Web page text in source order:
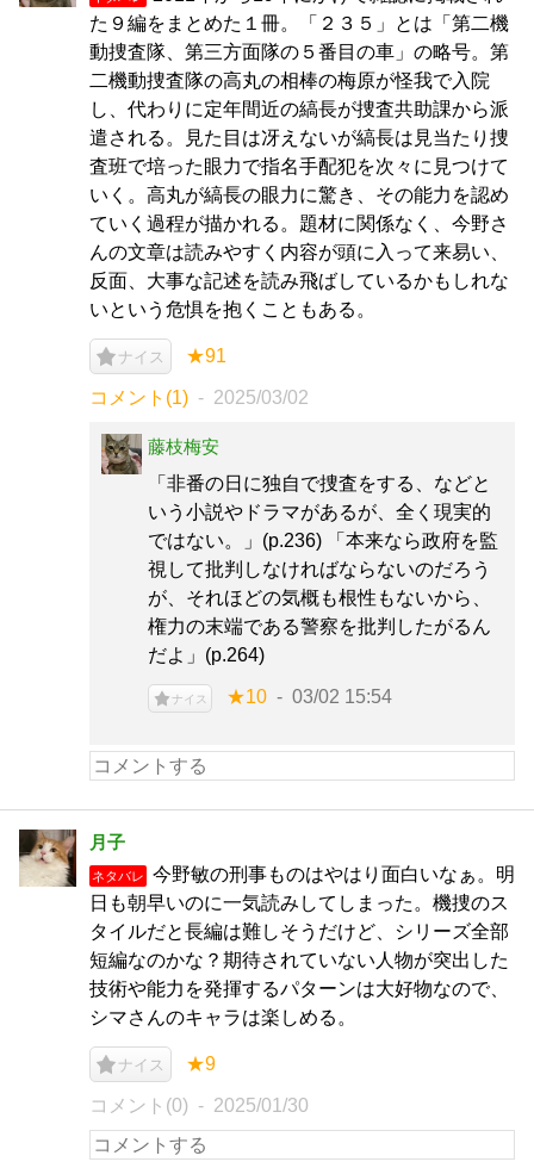
た９編をまとめた１冊。「２３５」とは「第二機
動捜査隊、第三方面隊の５番目の車」の略号。第
二機動捜査隊の高丸の相棒の梅原が怪我で入院
し、代わりに定年間近の縞長が捜査共助課から派
遣される。見た目は冴えないが縞長は見当たり捜
査班で培った眼力で指名手配犯を次々に見つけて
いく。高丸が縞長の眼力に驚き、その能力を認め
ていく過程が描かれる。題材に関係なく、今野さ
んの文章は読みやすく内容が頭に入って来易い、
反面、大事な記述を読み飛ばしているかもしれな
いという危惧を抱くこともある。
ナイス ★91
コメント(1) 2025/03/02
藤枝梅安
「非番の日に独自で捜査をする、などと
いう小説やドラマがあるが、全く現実的
ではない。」(p.236) 「本来なら政府を監
視して批判しなければならないのだろう
が、それほどの気概も根性もないから、
権力の末端である警察を批判したがるん
だよ」(p.264)
ナイス ★10 03/02 15:54
月子
ネタバレ
今野敏の刑事ものはやはり面白いなぁ。明
日も朝早いのに一気読みしてしまった。機捜のス
タイルだと長編は難しそうだけど、シリーズ全部
短編なのかな？期待されていない人物が突出した
技術や能力を発揮するパターンは大好物なので、
シマさんのキャラは楽しめる。
ナイス ★9
コメント(0) 2025/01/30